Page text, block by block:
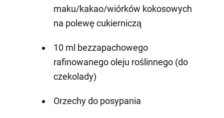
maku/kakao/wiórków kokosowych
na polewę cukierniczą
10 ml bezzapachowego
rafinowanego oleju roślinnego (do
czekolady)
Orzechy do posypania